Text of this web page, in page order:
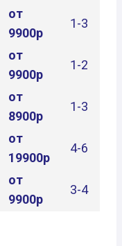
от
9900р
1-3
от
9900р
1-2
от
8900р
1-3
от
19900р
4-6
от
9900р
3-4